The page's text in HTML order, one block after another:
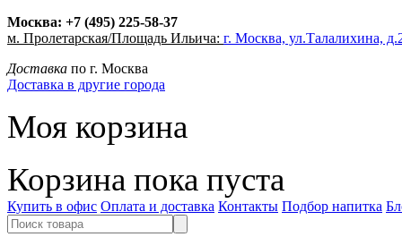
Москва: +7 (495) 225-58-37
м. Пролетарская/Площадь Ильича: г. Москва, ул.Талалихина,
Доставка по г. Москва
Доставка в другие города
Моя корзина
Корзина пока пуста
Купить в офис Оплата и доставка Контакты Подбор напитка